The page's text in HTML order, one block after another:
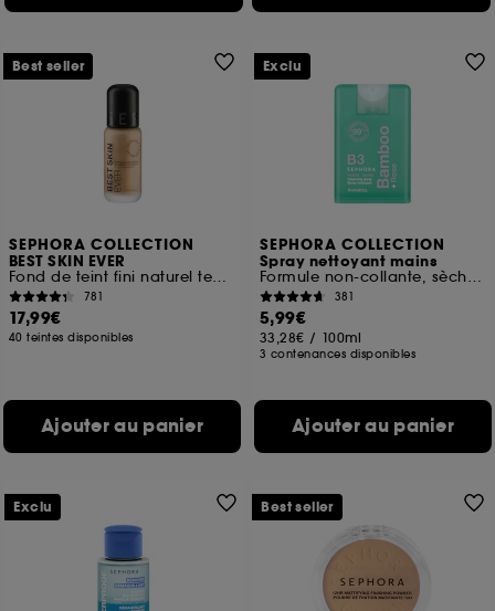
SEPHORA COLLECTION
BEST SKIN EVER
Fond de teint fini naturel tenue 16H
781
17,99€
40 teintes disponibles
Ajouter au panier
Best seller
SEPHORA COLLECTION
Spray nettoyant mains
Formule non-collante, sèche rapidement
381
5,99€
33,28€ / 100ml
3 contenances disponibles
Ajouter au panier
Exclu
Exclu Best seller